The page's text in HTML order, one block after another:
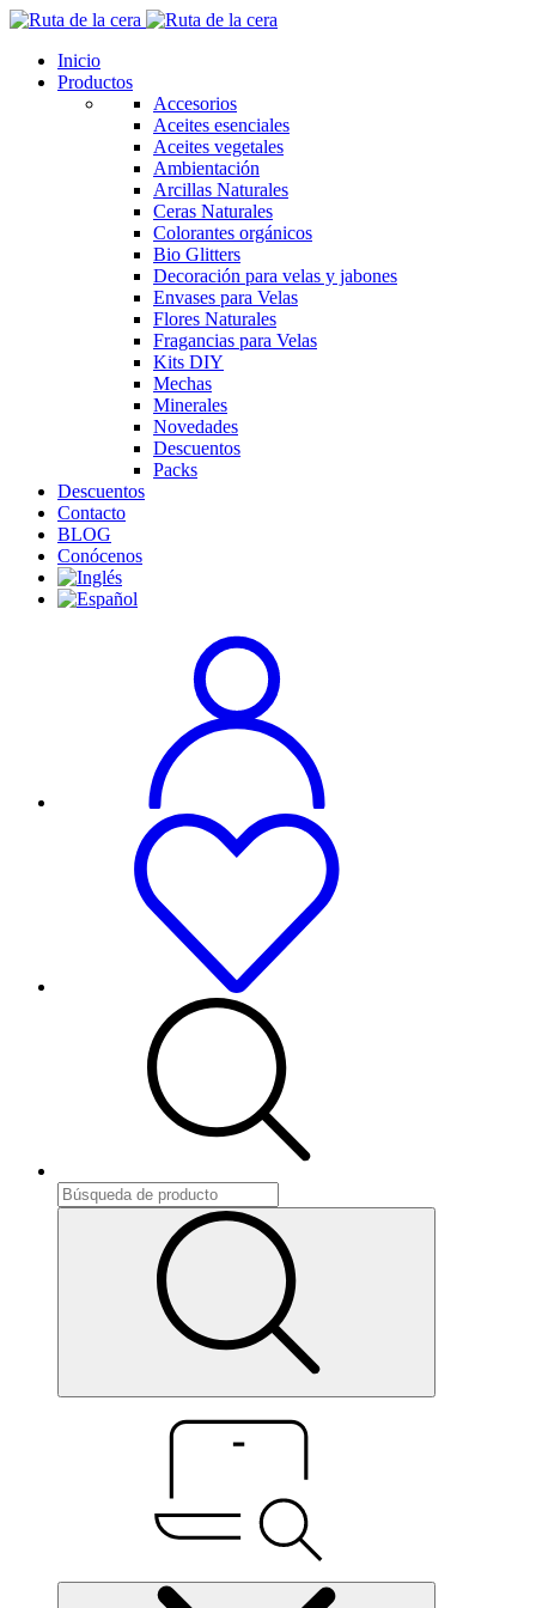
Inicio
Productos
Accesorios
Aceites esenciales
Aceites vegetales
Ambientación
Arcillas Naturales
Ceras Naturales
Colorantes orgánicos
Bio Glitters
Decoración para velas y jabones
Envases para Velas
Flores Naturales
Fragancias para Velas
Kits DIY
Mechas
Minerales
Novedades
Descuentos
Packs
Descuentos
Contacto
BLOG
Conócenos